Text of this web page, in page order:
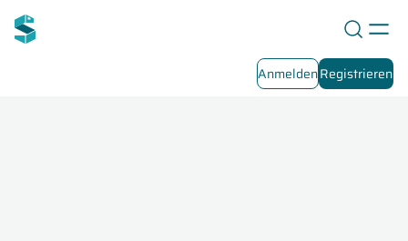
AnmeldenRegistrieren